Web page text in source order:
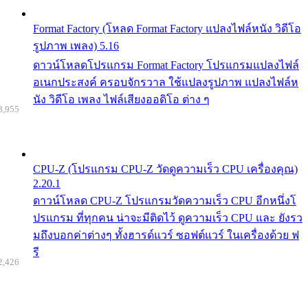
Format Factory (โหลด Format Factory แปลงไฟล์หนัง วิดีโอ
รูปภาพ เพลง) 5.16
ดาวน์โหลดโปรแกรม Format Factory โปรแกรมแปลงไฟล์
อเนกประสงค์ ครอบจักรวาล ใช้แปลงรูปภาพ แปลงไฟล์ห
นัง วิดีโอ เพลง ไฟล์เสียงออดิโอ ต่าง ๆ
CPU-Z (โปรแกรม CPU-Z วัดดูความเร็ว CPU เครื่องคุณ)
2.20.1
ดาวน์โหลด CPU-Z โปรแกรมวัดความเร็ว CPU อีกหนึ่งโ
ปรแกรม ที่ทุกคน น่าจะมีติดไว้ ดูความเร็ว CPU และ ยังรว
มถึงบอกค่าต่างๆ ทั้งฮารด์แวร์ ซอฟต์แวร์ ในเครื่องด้วย ฟ
รี